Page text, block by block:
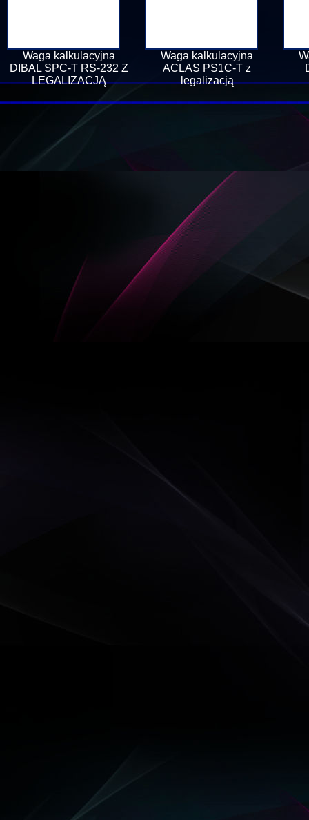
Waga kalkulacyjna
DIBAL SPC-T RS-232 Z
LEGALIZACJĄ
Waga kalkulacyjna
ACLAS PS1C-T z
legalizacją